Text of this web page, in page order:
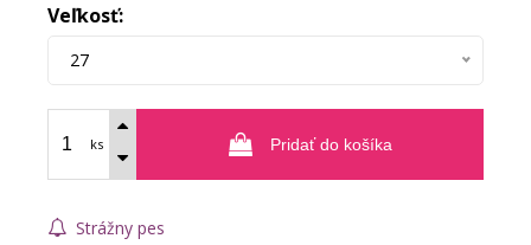
Veľkosť:
27
ks Pridať do košíka
Strážny pes